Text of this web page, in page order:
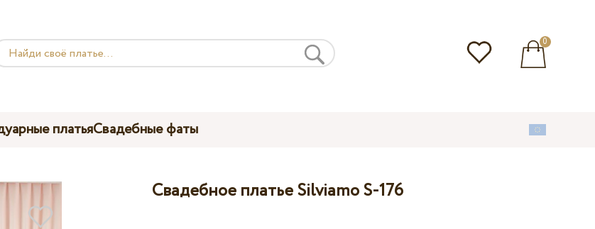
0
платьяСвадебные фаты
Свадебное платье Silviamo S-176